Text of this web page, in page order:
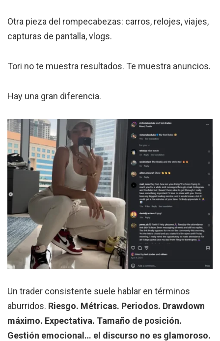
Otra pieza del rompecabezas: carros, relojes, viajes,
capturas de pantalla, vlogs.
Tori no te muestra resultados. Te muestra anuncios.
Hay una gran diferencia.
Un trader consistente suele hablar en términos
aburridos. Riesgo. Métricas. Periodos. Drawdown
máximo. Expectativa. Tamaño de posición.
Gestión emocional… el discurso no es glamoroso.